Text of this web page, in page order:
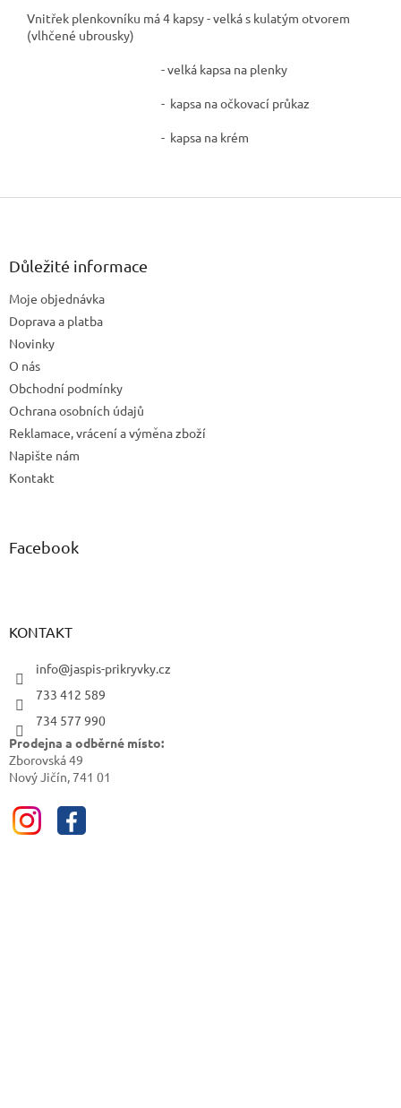
Vnitřek plenkovníku má 4 kapsy - velká s kulatým otvorem
(vlhčené ubrousky)
- velká kapsa na plenky
- kapsa na očkovací průkaz
- kapsa na krém
Z
Důležité informace
Moje objednávka
Doprava a platba
Novinky
O nás
Obchodní podmínky
Ochrana osobních údajů
Reklamace, vrácení a výměna zboží
Napište nám
Kontakt
Facebook
KONTAKT
info@jaspis-prikryvky.cz
733 412 589
734 577 990
Prodejna a odběrné místo:
Zborovská 49
Nový Jičín, 741 01